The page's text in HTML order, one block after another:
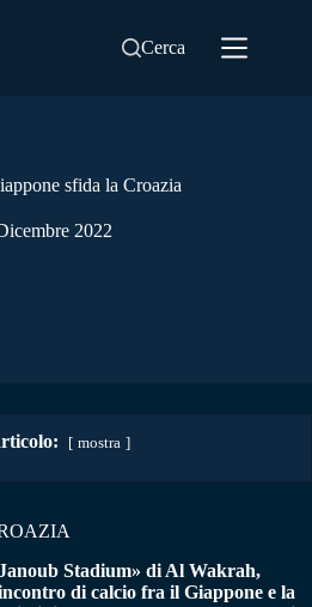
Cerca
sfida la Croazia
2022
mostra
Stadium» di Al Wakrah,
di calcio fra il Giappone e la